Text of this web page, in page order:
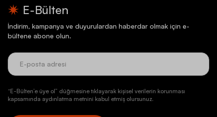
E-Bülten
İndirim, kampanya ve duyurulardan haberdar olmak için e-
bültene abone olun.
“E-Bülten’e üye ol” düğmesine tıklayarak kişisel verilerin korunması
kapsamında aydınlatma metnini kabul etmiş olursunuz.